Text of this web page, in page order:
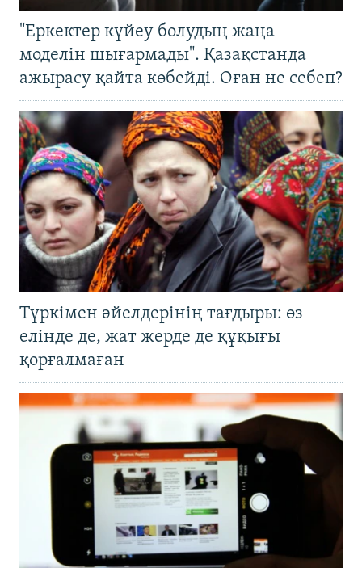
"Еркектер күйеу болудың жаңа
моделін шығармады". Қазақстанда
ажырасу қайта көбейді. Оған не себеп?
Түркімен әйелдерінің тағдыры: өз
елінде де, жат жерде де құқығы
қорғалмаған